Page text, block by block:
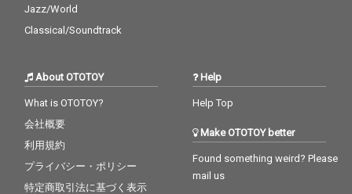
Jazz/World
Classical/Soundtrack
About OTOTOY
What is OTOTOY?
会社概要
利用規約
プライバシー・ポリシー
特定商取引法に基づく表示
Help
Help Top
Make OTOTOY better
Found something weird? Please
mail us